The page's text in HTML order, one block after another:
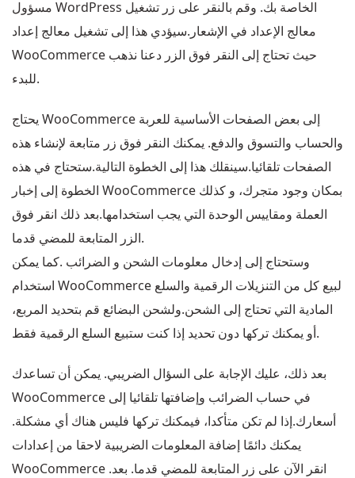
مسؤول WordPress الخاصة بك. وقم بالنقر على زر تشغيل
معالج الإعداد في الإشعار.سيؤدي هذا إلى تشغيل معالج إعداد
WooCommerce حيث تحتاج إلى النقر فوق الزر دعنا نذهب
للبدء.
يحتاج WooCommerce إلى بعض الصفحات الأساسية للعربة
والحساب والتسوق والدفع. يمكنك النقر فوق زر متابعة لإنشاء هذه
الصفحات تلقائيا.سينقلك هذا إلى الخطوة التالية.ستحتاج في هذه
الخطوة إلى إخبار WooCommerce بمكان وجود متجرك، و كذلك
العملة ومقاييس الوحدة التي يجب استخدامها.بعد ذلك انقر فوق
الزر المتابعة للمضي قدما.
وستحتاج إلى إدخال معلومات الشحن و الضرائب .كما يمكن
استخدام WooCommerce لبيع كل من التنزيلات الرقمية والسلع
المادية التي تحتاج إلى الشحن.ولشحن البضائع قم بتحديد المربع،
أو يمكنك تركها دون تحديد إذا كنت ستبيع السلع الرقمية فقط.
بعد ذلك، عليك الإجابة على السؤال الضريبي. يمكن أن تساعدك
WooCommerce في حساب الضرائب وإضافتها تلقائيا إلى
أسعارك.إذا لم تكن متأكدا، فيمكنك تركها فليس هناك أي مشكلة.
يمكنك دائمًا إضافة المعلومات الضريبية لاحقا من إعدادات
WooCommerce .انقر الآن على زر المتابعة للمضي قدما. بعد